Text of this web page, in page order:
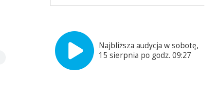
Najbliższa audycja w sobotę,
15 sierpnia po godz. 09:27